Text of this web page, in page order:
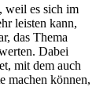
weil es sich im
leisten kann,
das Thema
Dabei
mit dem auch
machen können,